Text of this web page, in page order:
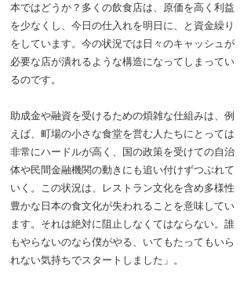
本ではどうか？多くの飲食店は、原価を高く利益
を少なくし、今日の仕入れを明日に、と資金繰り
をしています。今の状況では日々のキャッシュが
必要な店が潰れるような構造になってしまってい
るのです。
助成金や融資を受けるための煩雑な仕組みは、例
えば、町場の小さな食堂を営む人たちにとっては
非常にハードルが高く、国の政策を受けての自治
体や民間金融機関の動きにも追い付けずつぶれて
いく。この状況は、レストラン文化を含め多様性
豊かな日本の食文化が失われることを意味してい
ます。それは絶対に阻止しなくてはならない。誰
もやらないのなら僕がやる、いてもたってもいら
れない気持ちでスタートしました」。